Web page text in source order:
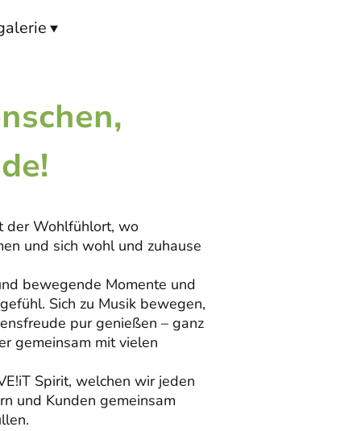
der Wohlfühlort, wo
und sich wohl und zuhause
bewegende Momente und
Sich zu Musik bewegen,
pur genießen – ganz
gemeinsam mit vielen
Spirit, welchen wir jeden
und Kunden gemeinsam